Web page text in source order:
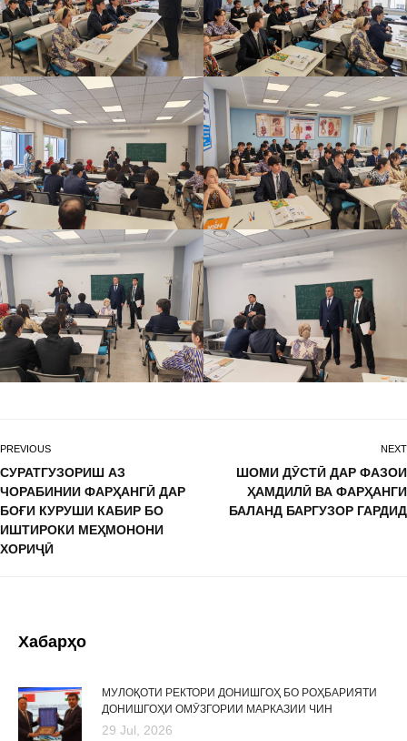
PREVIOUS
СУРАТГУЗОРИШ АЗ
ЧОРАБИНИИ ФАРҲАНГӢ ДАР
БОҒИ КУРУШИ КАБИР БО
ИШТИРОКИ МЕҲМОНОНИ
ХОРИҶӢ
NEXT
ШОМИ ДӮСТӢ ДАР ФАЗОИ
ҲАМДИЛӢ ВА ФАРҲАНГИ
БАЛАНД БАРГУЗОР ГАРДИД
Хабарҳо
МУЛОҚОТИ РЕКТОРИ ДОНИШГОҲ БО РОҲБАРИЯТИ
ДОНИШГОҲИ ОМӮЗГОРИИ МАРКАЗИИ ЧИН
29 Jul, 2026